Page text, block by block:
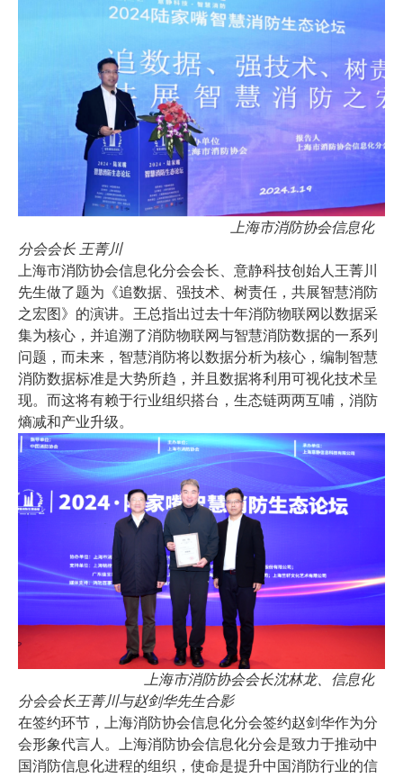
上海市消防协会信息化
分会会长 王菁川
上海市消防协会信息化分会会长、意静科技创始人王菁川
先生做了题为《追数据、强技术、树责任，共展智慧消防
之宏图》的演讲。王总指出过去十年消防物联网以数据采
集为核心，并追溯了消防物联网与智慧消防数据的一系列
问题，而未来，智慧消防将以数据分析为核心，编制智慧
消防数据标准是大势所趋，并且数据将利用可视化技术呈
现。而这将有赖于行业组织搭台，生态链两两互哺，消防
熵减和产业升级。
上海市消防协会会长沈林龙、信息化
分会会长王菁川与赵剑华先生合影
在签约环节，上海消防协会信息化分会签约赵剑华作为分
会形象代言人。上海消防协会信息化分会是致力于推动中
国消防信息化进程的组织，使命是提升中国消防行业的信